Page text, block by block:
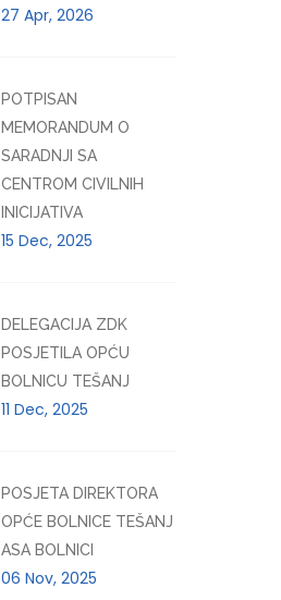
27 Apr, 2026
POTPISAN
MEMORANDUM O
SARADNJI SA
CENTROM CIVILNIH
INICIJATIVA
15 Dec, 2025
DELEGACIJA ZDK
POSJETILA OPĆU
BOLNICU TEŠANJ
11 Dec, 2025
POSJETA DIREKTORA
OPĆE BOLNICE TEŠANJ
ASA BOLNICI
06 Nov, 2025